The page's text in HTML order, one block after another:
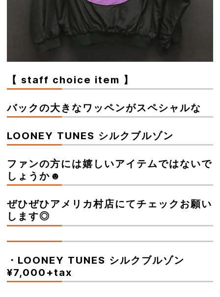
【 staff choice item 】
バックの大きなワッペンがスペシャルな
LOONEY TUNES シルクブルゾン
ファンの方には嬉しいアイテムではないで
しょうか☻
ぜひぜひアメリカ村店にてチェックお願い
します◎
・LOONEY TUNES シルクブルゾン
¥7,000+tax